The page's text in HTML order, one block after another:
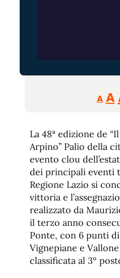
A A
La 48ª edizione de
Arpino” Palio della
evento clou
dei principali eventi
Regione Lazio si
vittoria e
realizzato da
il terzo anno
Ponte, con 6 punti
Vignepiane e
classificata al 3º